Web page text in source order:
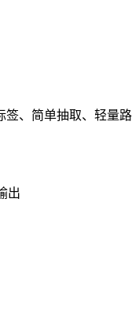
签、简单抽取、轻量
出